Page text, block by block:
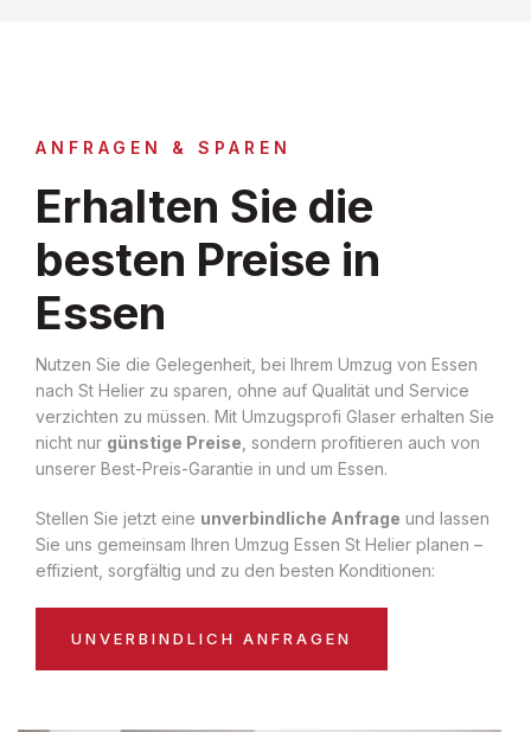
ANFRAGEN & SPAREN
Erhalten Sie die
besten Preise in
Essen
Nutzen Sie die Gelegenheit, bei Ihrem Umzug von Essen
nach St Helier zu sparen, ohne auf Qualität und Service
verzichten zu müssen. Mit Umzugsprofi Glaser erhalten Sie
nicht nur günstige Preise , sondern profitieren auch von
unserer Best-Preis-Garantie in und um Essen.
Stellen Sie jetzt eine unverbindliche Anfrage und lassen
Sie uns gemeinsam Ihren Umzug Essen St Helier planen –
effizient, sorgfältig und zu den besten Konditionen:
UNVERBINDLICH ANFRAGEN